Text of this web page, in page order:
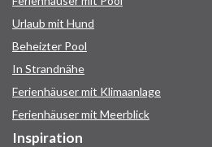
Urlaub mit Hund
Beheizter Pool
In Strandnähe
Ferienhäuser mit Klimaanlage
Ferienhäuser mit Meerblick
Inspiration